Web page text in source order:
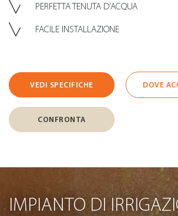
PERFETTA TENUTA D’ACQUA
FACILE INSTALLAZIONE
VEDI SPECIFICHE DOVE
CONFRONTA
IMPIANTO DI